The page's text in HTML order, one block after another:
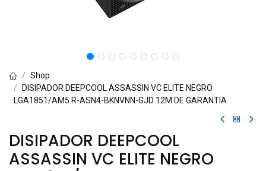
Shop
DISIPADOR DEEPCOOL ASSASSIN VC ELITE NEGRO
LGA1851/AM5 R-ASN4-BKNVNN-GJD 12M DE GARANTIA
DISIPADOR DEEPCOOL
ASSASSIN VC ELITE NEGRO